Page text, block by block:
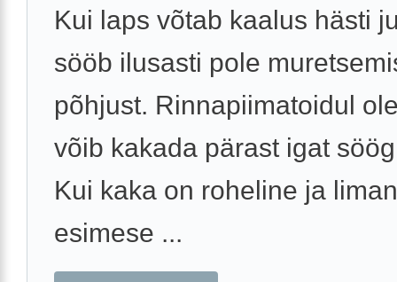
Kui laps võtab kaalus hästi
sööb ilusasti pole
põhjust. Rinnapiimatoidul
võib kakada pärast igat
Kui kaka on roheline ja
esimese ...